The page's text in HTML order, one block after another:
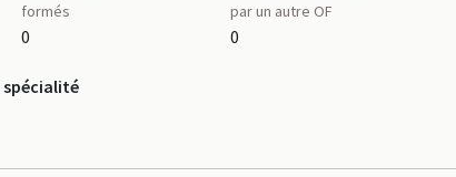
formés
0
par un autre OF
0
spécialité